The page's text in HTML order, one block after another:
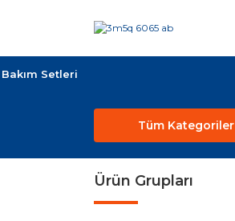
Bakım Setleri
Tüm Kategoriler
Ürün Grupları